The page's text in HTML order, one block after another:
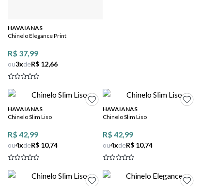
HAVAIANAS
Chinelo Elegance Print
R$ 37,99
ou3xdeR$ 12,66
HAVAIANAS
Chinelo Slim Liso
R$ 42,99
ou4xdeR$ 10,74
HAVAIANAS
Chinelo Slim Liso
R$ 42,99
ou4xdeR$ 10,74